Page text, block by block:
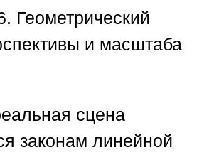
Геометрический
и масштаба
сцена
законам линейной